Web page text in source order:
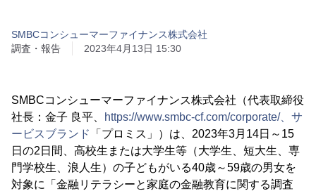
SMBCコンシューマーファイナンス株式会社
調査・報告
2023年4月13日 15:30
SMBCコンシューマーファイナンス株式会社（代表取締役
社長：金子 良平、
https://www.smbc-cf.com/corporate/、サ
ービスブランド
「プロミス」）は、2023年3月14日～15
日の2日間、高校生または大学生等（大学生、短大生、専
門学校生、浪人生）の子どもがいる40歳～59歳の男女を
対象に「金融リテラシーと家庭の金融教育に関する調査